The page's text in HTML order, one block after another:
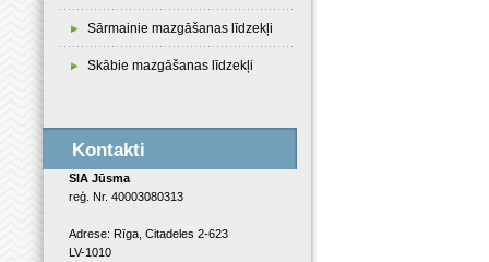
Sārmainie mazgāšanas līdzekļi
Skābie mazgāšanas līdzekļi
Kontakti
SIA Jūsma
reģ. Nr. 40003080313
Adrese: Rīga, Citadeles 2-623
LV-1010